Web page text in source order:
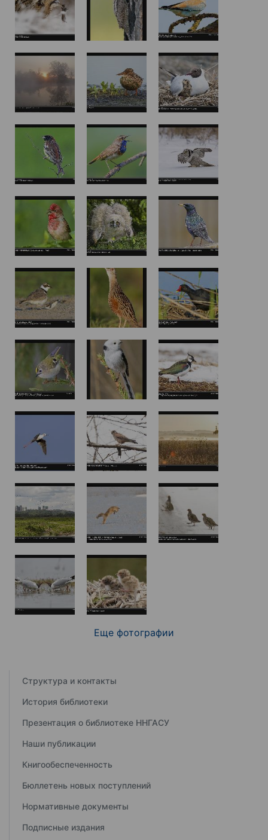
Еще фотографии
Структура и контакты
История библиотеки
Презентация о библиотеке ННГАСУ
Наши публикации
Книгообеспеченность
Бюллетень новых поступлений
Нормативные документы
Подписные издания